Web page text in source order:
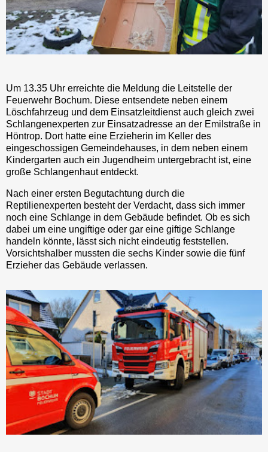
Um 13.35 Uhr erreichte die Meldung die Leitstelle der
Feuerwehr Bochum. Diese entsendete neben einem
Löschfahrzeug und dem Einsatzleitdienst auch gleich zwei
Schlangenexperten zur Einsatzadresse an der Emilstraße in
Höntrop. Dort hatte eine Erzieherin im Keller des
eingeschossigen Gemeindehauses, in dem neben einem
Kindergarten auch ein Jugendheim untergebracht ist, eine
große Schlangenhaut entdeckt.
Nach einer ersten Begutachtung durch die
Reptilienexperten besteht der Verdacht, dass sich immer
noch eine Schlange in dem Gebäude befindet. Ob es sich
dabei um eine ungiftige oder gar eine giftige Schlange
handeln könnte, lässt sich nicht eindeutig feststellen.
Vorsichtshalber mussten die sechs Kinder sowie die fünf
Erzieher das Gebäude verlassen.